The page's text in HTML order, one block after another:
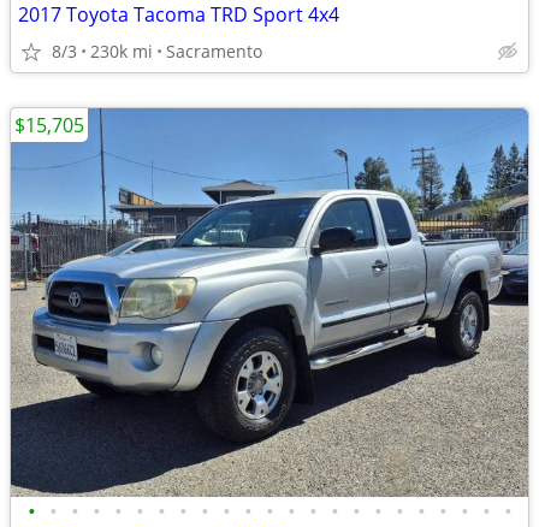
2017 Toyota Tacoma TRD Sport 4x4
8/3 230k mi Sacramento
• • • • • • • • • • • • • • • • • • • • • • •
$15,705